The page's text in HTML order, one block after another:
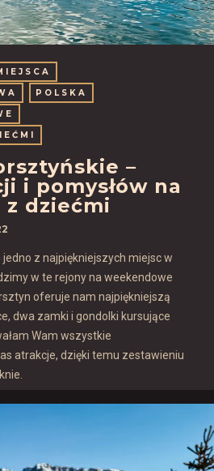
POLSKA
–
i pomysłów na
z dziećmi
z najpiękniejszych miejsc w
w te rejony na weekendowe
oferuje nam najpiękniejszą
dwa zamki i gondolki kursujące
Wam wszystkie
atrakcje, dzięki temu zestawieniu